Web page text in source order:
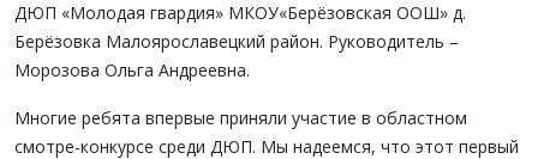
ДЮП «Молодая гвардия» МКОУ«Берёзовская ООШ» д.
Берёзовка Малоярославецкий район. Руководитель –
Морозова Ольга Андреевна.
Многие ребята впервые приняли участие в областном
смотре-конкурсе среди ДЮП. Мы надеемся, что этот первый